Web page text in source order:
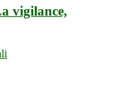
vigilance,